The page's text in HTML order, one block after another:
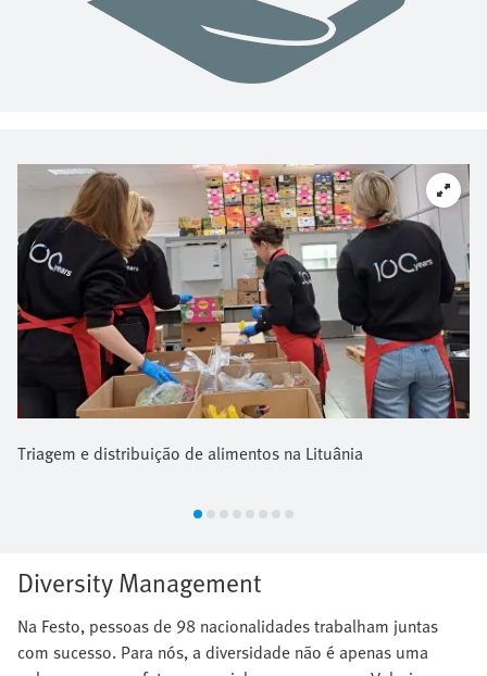
Triagem e distribuição de alimentos na Lituânia
Diversity Management
Na Festo, pessoas de 98 nacionalidades trabalham juntas
com sucesso. Para nós, a diversidade não é apenas uma